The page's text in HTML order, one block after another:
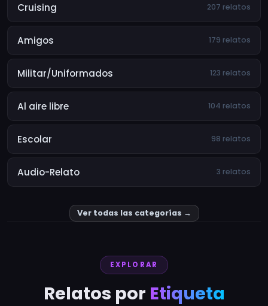
Cruising 207 relatos
Amigos 179 relatos
Militar/Uniformados 123 relatos
Al aire libre 104 relatos
Escolar 98 relatos
Audio-Relato 3 relatos
Ver todas las categorías →
EXPLORAR
Relatos por Etiqueta